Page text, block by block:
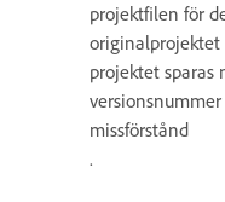
projektfilen för
originalprojektet
projektet
missförstånd
.